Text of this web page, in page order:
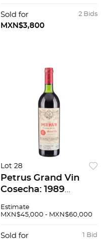
2 Bids
Sold for
MXN$3,800
Lot 28
Petrus Grand Vin
Cosecha: 1989
Nivel: En el Cuello 99
Estimate
MXN$45,000 - MXN$60,000
1 Bid
Sold for